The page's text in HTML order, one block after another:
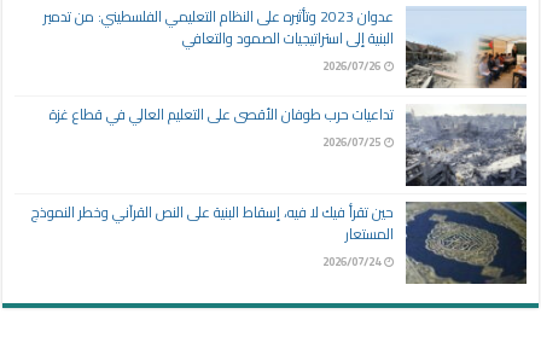
عدوان 2023 وتأثيره على النظام التعليمي الفلسطيني: من تدمير
البنية إلى استراتيجيات الصمود والتعافي
2026/07/26
تداعيات حرب طوفان الأقصى على التعليم العالي في قطاع غزة
2026/07/25
حين تقرأ فيك لا فيه، إسقاط البنية على النص القرآني وخطر النموذج
المستعار
2026/07/24